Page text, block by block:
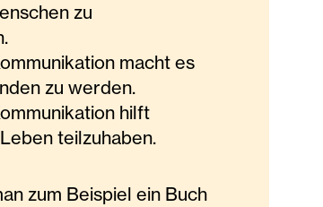
zu
macht es
zu werden.
hilft
teilzuhaben.
zum Beispiel ein Buch